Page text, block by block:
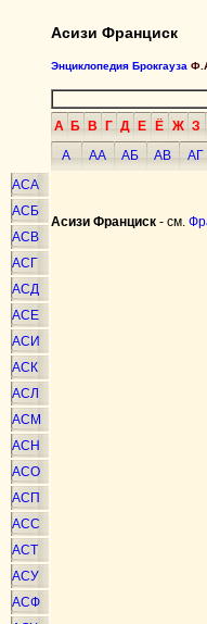
Асизи Франциск
Энциклопедия Брокгауза
А Б В Г Д Е Ё Ж З
А
АА АБ АВ АГ
АСА
АСБ
АСВ
АСГ
АСД
АСЕ
АСИ
АСК
АСЛ
АСМ
АСН
АСО
АСП
АСС
АСТ
АСУ
АСФ
Асизи Франциск - см.